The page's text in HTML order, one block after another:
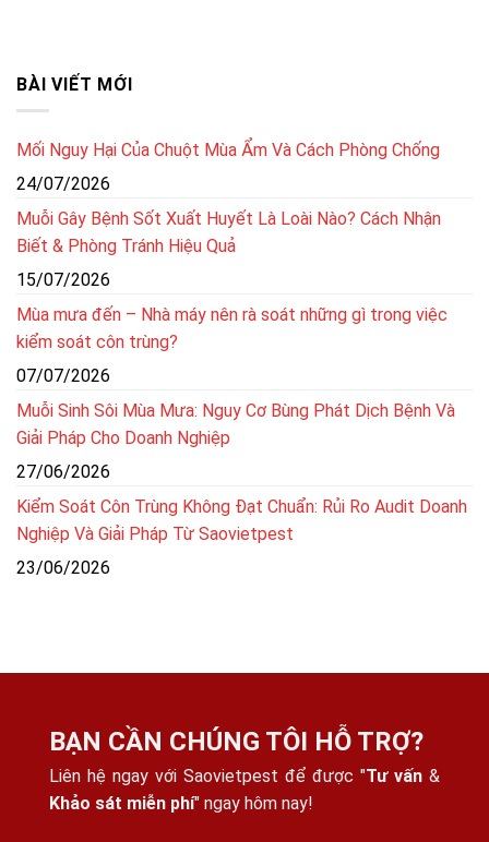
BÀI VIẾT MỚI
Mối Nguy Hại Của Chuột Mùa Ẩm Và Cách Phòng Chống
24/07/2026
Muỗi Gây Bệnh Sốt Xuất Huyết Là Loài Nào? Cách Nhận
Biết & Phòng Tránh Hiệu Quả
15/07/2026
Mùa mưa đến – Nhà máy nên rà soát những gì trong việc
kiểm soát côn trùng?
07/07/2026
Muỗi Sinh Sôi Mùa Mưa: Nguy Cơ Bùng Phát Dịch Bệnh Và
Giải Pháp Cho Doanh Nghiệp
27/06/2026
Kiểm Soát Côn Trùng Không Đạt Chuẩn: Rủi Ro Audit Doanh
Nghiệp Và Giải Pháp Từ Saovietpest
23/06/2026
BẠN CẦN CHÚNG TÔI HỖ TRỢ?
Liên hệ ngay với Saovietpest để được "Tư vấn &
Khảo sát miễn phí" ngay hôm nay!